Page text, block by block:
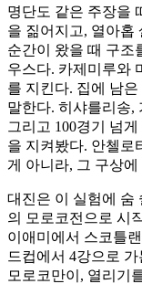
명단도 같은 주장을
을 짊어지고, 열아홉
순간이 왔을 때 구조
우스다. 카제미루와
를 지킨다. 집에 남
말한다. 히샤를리송,
그리고 100경기 넘
을 지켜봤다. 안첼로
게 아니라, 그 구상
대진은 이 실험에 숨
의 모로코전으로 시
이애미에서 스코틀
드컵에서 4강으로
모로코만이, 열리기